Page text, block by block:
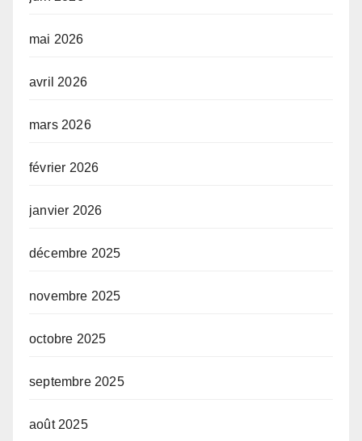
mai 2026
avril 2026
mars 2026
février 2026
janvier 2026
décembre 2025
novembre 2025
octobre 2025
septembre 2025
août 2025